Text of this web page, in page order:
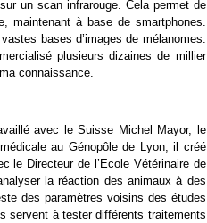
un scan infrarouge. Cela permet de
maintenant à base de smartphones.
bases d’images de mélanomes.
plusieurs dizaines de millier
connaissance.
avec le Suisse Michel Mayor, le
au Génopôle de Lyon, il créé
le Directeur de l’Ecole Vétérinaire de
la réaction des animaux à des
des paramètres voisins des études
servent à tester différents traitements